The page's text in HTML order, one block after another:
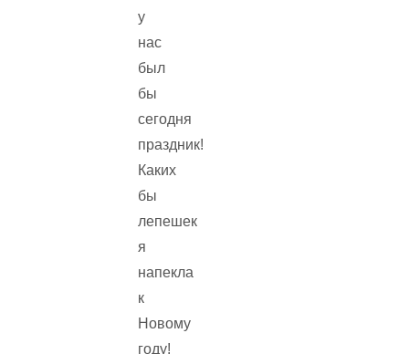
у
нас
был
бы
сегодня
праздник!
Каких
бы
лепешек
я
напекла
к
Новому
году!